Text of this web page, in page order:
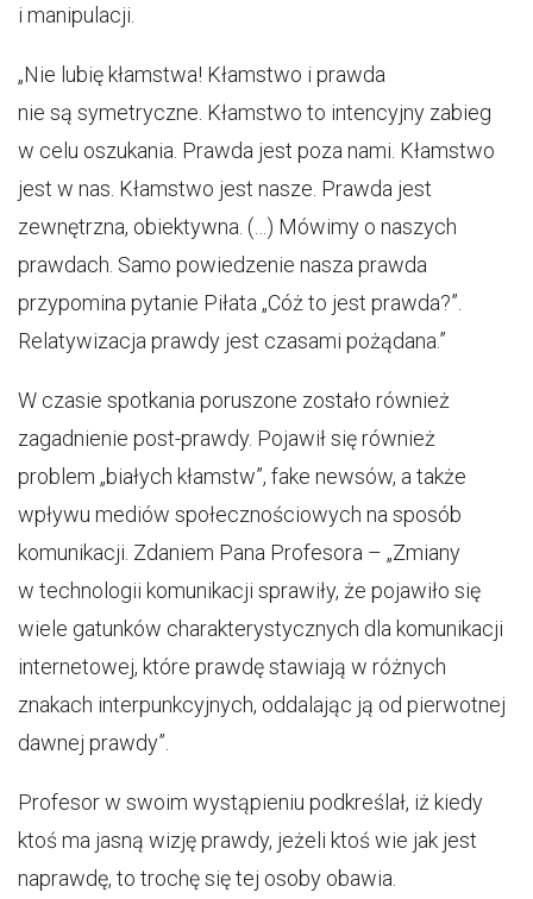
i manipulacji.
„Nie lubię kłamstwa! Kłamstwo i prawda
nie są symetryczne. Kłamstwo to intencyjny zabieg
w celu oszukania. Prawda jest poza nami. Kłamstwo
jest w nas. Kłamstwo jest nasze. Prawda jest
zewnętrzna, obiektywna. (…) Mówimy o naszych
prawdach. Samo powiedzenie nasza prawda
przypomina pytanie Piłata „Cóż to jest prawda?”.
Relatywizacja prawdy jest czasami pożądana.”
W czasie spotkania poruszone zostało również
zagadnienie post-prawdy. Pojawił się również
problem „białych kłamstw”, fake newsów, a także
wpływu mediów społecznościowych na sposób
komunikacji. Zdaniem Pana Profesora – „Zmiany
w technologii komunikacji sprawiły, że pojawiło się
wiele gatunków charakterystycznych dla komunikacji
internetowej, które prawdę stawiają w różnych
znakach interpunkcyjnych, oddalając ją od pierwotnej
dawnej prawdy”.
Profesor w swoim wystąpieniu podkreślał, iż kiedy
ktoś ma jasną wizję prawdy, jeżeli ktoś wie jak jest
naprawdę, to trochę się tej osoby obawia.